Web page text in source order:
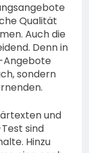
Qualität
Auch die
Denn in
Angebote
sondern
und
sind
Hinzu